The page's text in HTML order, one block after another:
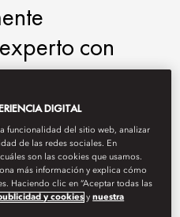
con
en
pruebas
nuestros
DIGITAL
funcionalidad del sitio web, analizar
de las redes sociales. En
son las cookies que usamos.
más información y explica cómo
Haciendo clic en “Aceptar todas las
y cookies ynuestra